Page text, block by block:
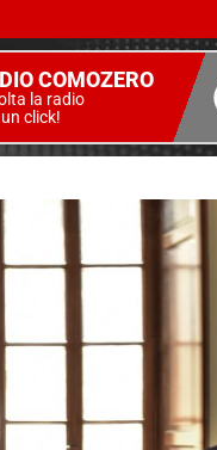
COMOZERO
la radio
click!